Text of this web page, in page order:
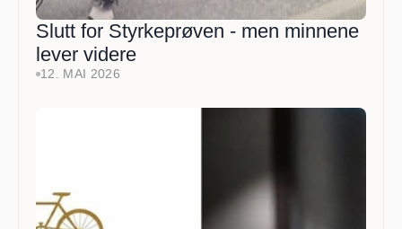
Slutt for Styrkeprøven - men minnene
lever videre
12. MAI 2026